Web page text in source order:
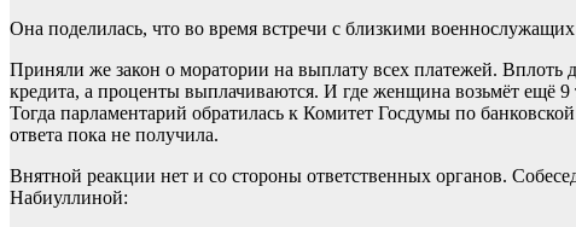
Она поделилась, что во время встречи с близкими
Приняли же закон о моратории на выплату всех платежей. Вплоть
кредита, а проценты выплачиваются. И где женщина возьмёт ещё
Тогда парламентарий обратилась к Комитет Госдумы по
ответа пока не получила.
Внятной реакции нет и со стороны ответственных органов.
Набиуллиной: